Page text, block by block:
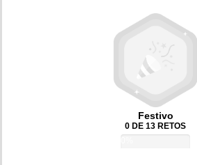
Festivo
0 DE 13 RETOS